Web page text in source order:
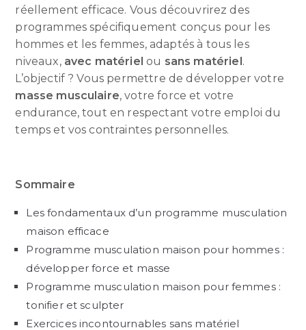
réellement efficace. Vous découvrirez des
programmes spécifiquement conçus pour les
hommes et les femmes, adaptés à tous les
niveaux, avec matériel ou sans matériel.
L’objectif ? Vous permettre de développer votre
masse musculaire, votre force et votre
endurance, tout en respectant votre emploi du
temps et vos contraintes personnelles.
Sommaire
Les fondamentaux d’un programme musculation
maison efficace
Programme musculation maison pour hommes :
développer force et masse
Programme musculation maison pour femmes :
tonifier et sculpter
Exercices incontournables sans matériel